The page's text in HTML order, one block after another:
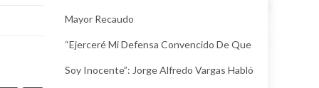
Mayor Recaudo
“Ejerceré Mi Defensa Convencido De Que
Soy Inocente”: Jorge Alfredo Vargas Habló